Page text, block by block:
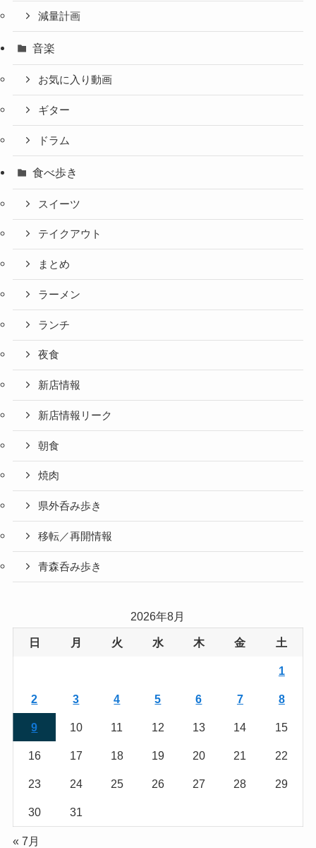
減量計画
音楽
お気に入り動画
ギター
ドラム
食べ歩き
スイーツ
テイクアウト
まとめ
ラーメン
ランチ
夜食
新店情報
新店情報リーク
朝食
焼肉
県外呑み歩き
移転／再開情報
青森呑み歩き
2026年8月
日 月 火 水 木 金 土
1
2 3 4 5 6 7 8
9 10 11 12 13 14 15
16 17 18 19 20 21 22
23 24 25 26 27 28 29
30 31
« 7月